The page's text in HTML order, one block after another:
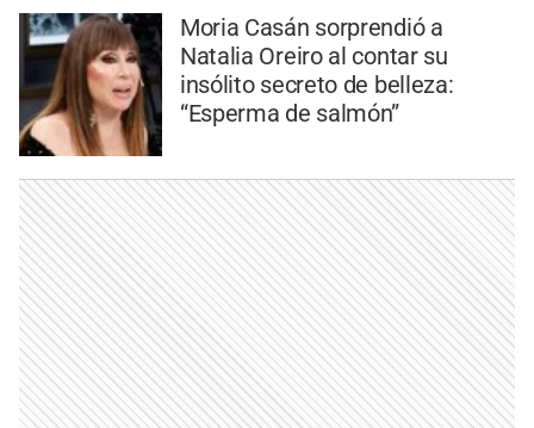
Moria Casán sorprendió a
Natalia Oreiro al contar su
insólito secreto de belleza:
“Esperma de salmón”